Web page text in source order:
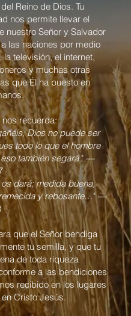
Reino de Dios. Tu
nos permite llevar el
nuestro Señor y Salvador
las naciones por medio
la televisión, el internet,
y muchas otras
que Él ha puesto en
nos recuerda:
Dios no puede ser
todo lo que el hombre
también segará." —
dará; medida buena,
y rebosante…" —
que el Señor bendiga
tu semilla, y que tu
de toda riqueza
a las bendiciones
recibido en los lugares
Cristo Jesús.